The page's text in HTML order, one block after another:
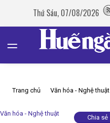
Thứ Sáu, 07/08/2026
Trang chủ Văn hóa - Nghệ thuật
Văn hóa - Nghệ thuật
Chia sẻ